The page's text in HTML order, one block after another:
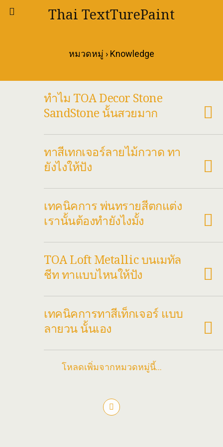
Thai TextTurePaint
หมวดหมู่ › Knowledge
ทำไม TOA Decor Stone
SandStone นั้นสวยมาก
ทาสีเทกเจอร์ลายไม้กวาด ทา
ยังไงให้ปัง
เทคนิคการ พ่นทรายสีตกแต่ง
เรานั้นต้องทำยังไงมั้ง
TOA Loft Metallic บนเมทัล
ชีท ทาแบบไหนให้ปัง
เทคนิคการทาสีเท็กเจอร์ แบบ
ลายวน นั้นเอง
โหลดเพิ่มจากหมวดหมู่นี้…